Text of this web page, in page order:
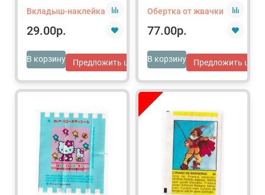
Вкладыш-наклейка
29.00р.
В корзину Предложить цену
Обертка от жвачки
77.00р.
В корзину Предложить цену